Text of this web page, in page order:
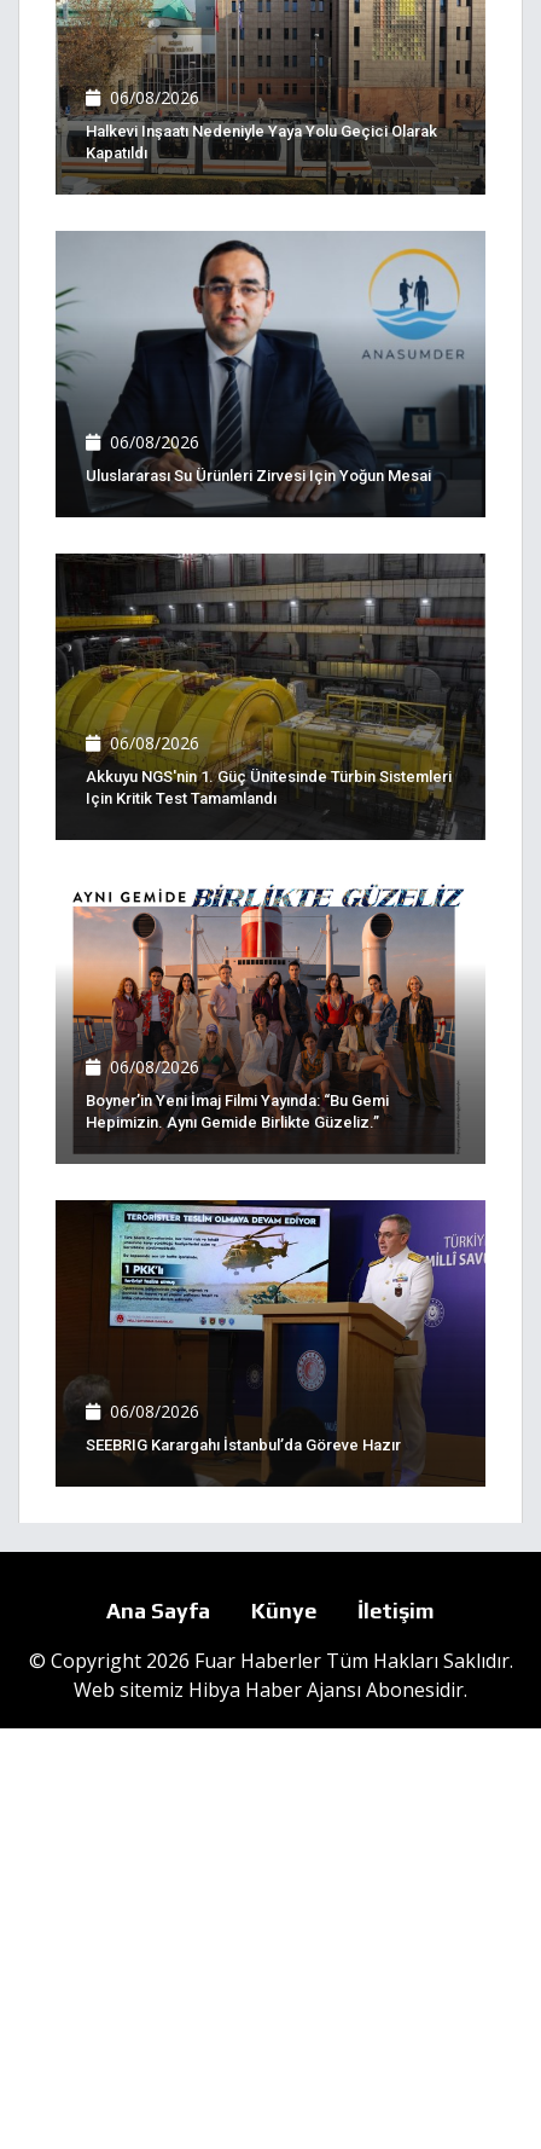
06/08/2026
Halkevi Inşaatı Nedeniyle Yaya Yolu Geçici Olarak
Kapatıldı
06/08/2026
Uluslararası Su Ürünleri Zirvesi Için Yoğun Mesai
06/08/2026
Akkuyu NGS'nin 1. Güç Ünitesinde Türbin Sistemleri
Için Kritik Test Tamamlandı
06/08/2026
Boyner’in Yeni İmaj Filmi Yayında: “Bu Gemi
Hepimizin. Aynı Gemide Birlikte Güzeliz.”
06/08/2026
SEEBRIG Karargahı İstanbul’da Göreve Hazır
Ana Sayfa Künye İletişim
© Copyright 2026 Fuar Haberler Tüm Hakları Saklıdır.
Web sitemiz Hibya Haber Ajansı Abonesidir.